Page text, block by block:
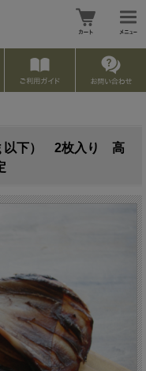
以下） 2枚入り 高